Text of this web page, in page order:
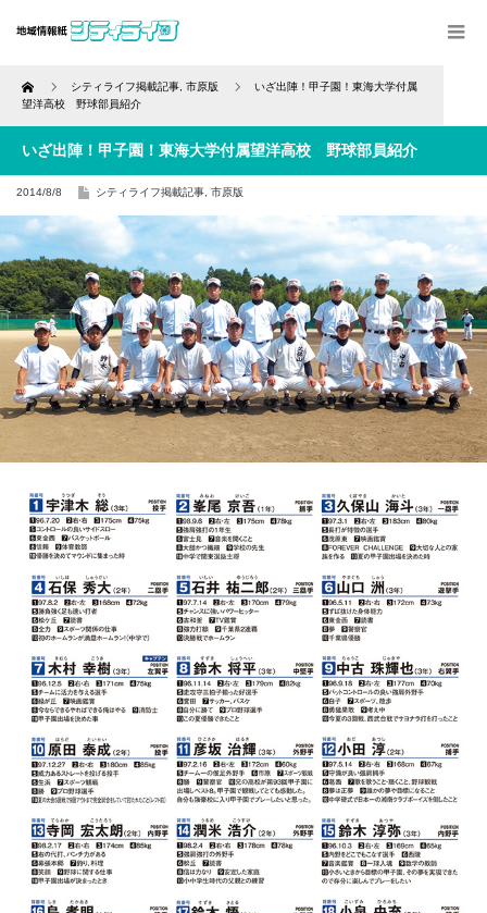
Home シティライフ掲載記事 市原版
いざ出陣！甲子園！東海大学付属
望洋高校 野球部員紹介
いざ出陣！甲子園！東海大学付属望洋高校 野球部員紹介
2014/8/8 シティライフ掲載記事 市原版